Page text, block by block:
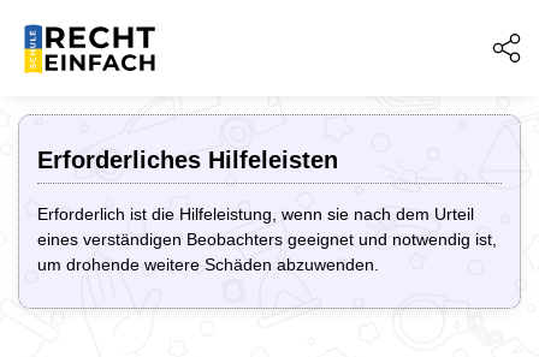
Erforderliches Hilfeleisten
Erforderlich ist die Hilfeleistung, wenn sie nach dem Urteil
eines verständigen Beobachters geeignet und notwendig ist,
um drohende weitere Schäden abzuwenden.